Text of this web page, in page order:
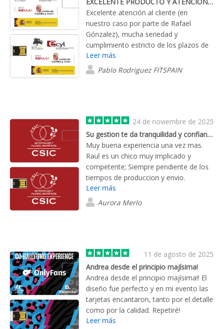
Excelente atención al cliente (en
nuestro caso por parte de Rafael
Gónzalez), mucha seriedad y
cumplimiento estricto de los plazos de
entrega comprometidos y excelente
calidad de los productos, respetando
perfectamente los acabados, dando
Leer más
Pablo Rodriguez FITSPAIN
24 de noviembre de 2025
Su gestion te da tranquilidad y confianza
Muy buena experiencia una vez mas.
Raul es un chico muy implicado y
competente; Siempre pendiente de los
tiempos de produccion y envio.
Recomiendo esta esta empresa 100%.
Muchas Gracias !!
Leer más
Aurora Merlo
11 de agosto de 2025
Andrea desde el principio majísima!
Andrea desde el principio majísima!! El
diseño fue perfecto y en mi evento las
tarjetas encantaron, tanto por el detalle
como por la calidad. Repetiré!
Leer más